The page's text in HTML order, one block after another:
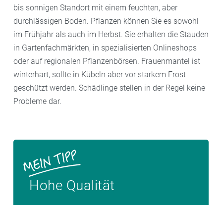
bis sonnigen Standort mit einem feuchten, aber
durchlässigen Boden. Pflanzen können Sie es sowohl
im Frühjahr als auch im Herbst. Sie erhalten die Stauden
in Gartenfachmärkten, in spezialisierten Onlineshops
oder auf regionalen Pflanzenbörsen. Frauenmantel ist
winterhart, sollte in Kübeln aber vor starkem Frost
geschützt werden. Schädlinge stellen in der Regel keine
Probleme dar.
Hohe Qualität